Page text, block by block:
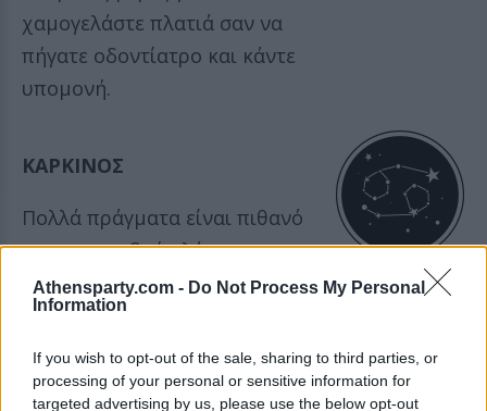
Athensparty.com - Do Not Process My Personal
Information
If you wish to opt-out of the sale, sharing to third parties, or
processing of your personal or sensitive information for
targeted advertising by us, please use the below opt-out
χαμογελάστε πλατιά σαν να
πήγατε οδοντίατρο και κάντε
υπομονή.
ΚΑΡΚΙΝΟΣ
Πολλά πράγματα είναι πιθανό
να μην συμβούν λόγω της
δικής σας αδράνειας!
ΛΕΩΝ